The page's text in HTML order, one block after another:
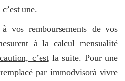
une.
vos remboursements de vos
à la calcul mensualité
c’estla suite. Pour une
par immodvisorà vivre